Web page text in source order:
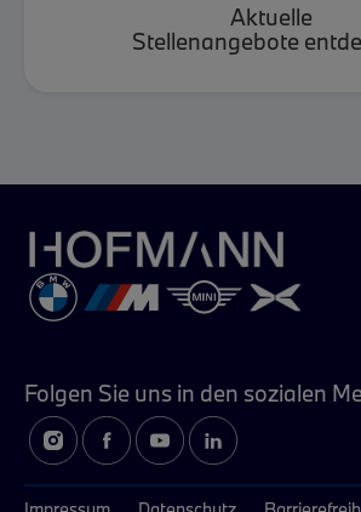
Aktuelle
Stellenangebote
Folgen Sie uns in den sozialen